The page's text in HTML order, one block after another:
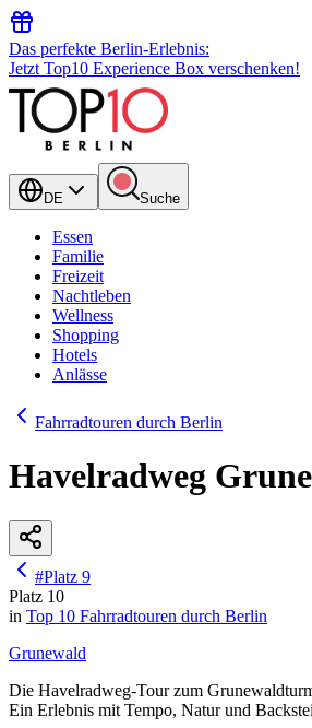
Das perfekte Berlin-Erlebnis:
Jetzt Top10 Experience Box verschenken!
DE Suche
Essen
Familie
Freizeit
Nachtleben
Wellness
Shopping
Hotels
Anlässe
Fahrradtouren durch Berlin
Havelradweg
#Platz 9
Platz 10
in Top 10 Fahrradtouren durch Berlin
Grunewald
Die Havelradweg‑Tour zum
Ein Erlebnis mit Tempo, Natur und